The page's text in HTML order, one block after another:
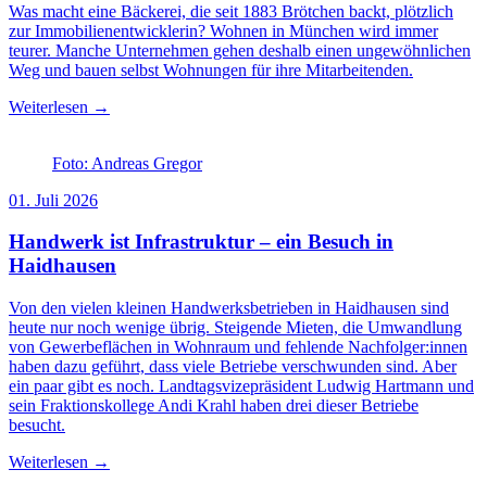
Was macht eine Bäckerei, die seit 1883 Brötchen backt, plötzlich
zur Immobilienentwicklerin? Wohnen in München wird immer
teurer. Manche Unternehmen gehen deshalb einen ungewöhnlichen
Weg und bauen selbst Wohnungen für ihre Mitarbeitenden.
Weiterlesen →
Foto: Andreas Gregor
01. Juli 2026
Handwerk ist Infrastruktur – ein Besuch in
Haidhausen
Von den vielen kleinen Handwerksbetrieben in Haidhausen sind
heute nur noch wenige übrig. Steigende Mieten, die Umwandlung
von Gewerbeflächen in Wohnraum und fehlende Nachfolger:innen
haben dazu geführt, dass viele Betriebe verschwunden sind. Aber
ein paar gibt es noch. Landtagsvizepräsident Ludwig Hartmann und
sein Fraktionskollege Andi Krahl haben drei dieser Betriebe
besucht.
Weiterlesen →